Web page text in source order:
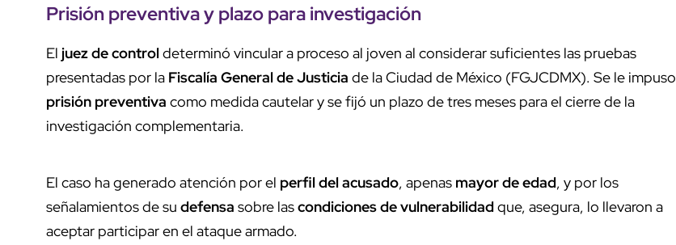
Prisión preventiva y plazo para investigación
El juez de controldeterminó vincular a proceso al joven al considerar suficientes las pruebas
presentadas por la Fiscalía General de Justicia de la Ciudad de México (FGJCDMX). Se le impuso
prisión preventiva como medida cautelar y se fijó un plazo de tres meses para el cierre de la
investigación complementaria.
El caso ha generado atención por el perfil del acusado, apenas mayor de edad, y por los
señalamientos de su defensa sobre lascondiciones de vulnerabilidadque, asegura, lo llevaron a
aceptar participar en el ataque armado.